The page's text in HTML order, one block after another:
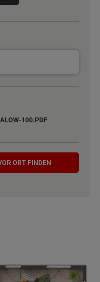
8.5 m x 13.75 m
100.PDF
ORT FINDEN